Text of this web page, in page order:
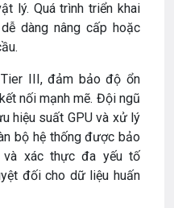
lý. Quá trình triển khai
dàng nâng cấp hoặc
III, đảm bảo độ ổn
nối mạnh mẽ. Đội ngũ
hiệu suất GPU và xử lý
bộ hệ thống được bảo
xác thực đa yếu tố
đối cho dữ liệu huấn